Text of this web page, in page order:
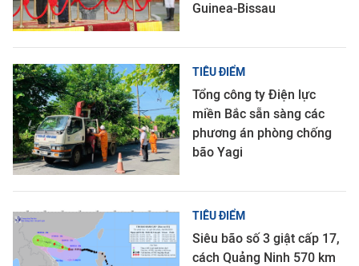
Guinea-Bissau
TIÊU ĐIỂM
Tổng công ty Điện lực
miền Bắc sẵn sàng các
phương án phòng chống
bão Yagi
TIÊU ĐIỂM
Siêu bão số 3 giật cấp 17,
cách Quảng Ninh 570 km